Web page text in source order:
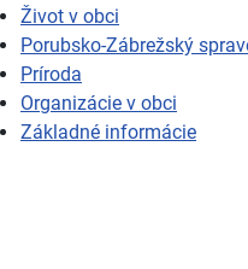
Život v obci
Porubsko-Zábrežský
Príroda
Organizácie v obci
Základné informácie